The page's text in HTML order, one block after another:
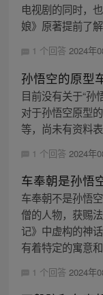
电视剧的同时，
娘》原著提前了解
1 个回答 2024年
孙悟空的原型
目前没有关于“孙
对于孙悟空原型
等，尚未有资料
1 个回答 2024年
车奉朝是孙悟
车奉朝不是孙悟
僧的人物，获赐
记》中虚构的神
有着特定的寓意和
1 个回答 2024年